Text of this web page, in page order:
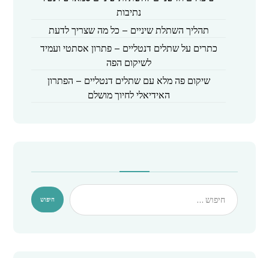
נתיבות
תהליך השתלת שיניים – כל מה שצריך לדעת
כתרים על שתלים דנטליים – פתרון אסתטי ועמיד
לשיקום הפה
שיקום פה מלא עם שתלים דנטליים – הפתרון
האידיאלי לחיוך מושלם